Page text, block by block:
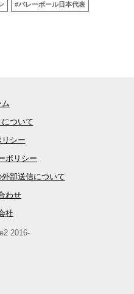
#バレーボール日本代表
ム
ついて
シー
ポリシー
部送信について
わせ
社
2016-